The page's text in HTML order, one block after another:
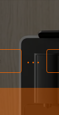
от 80 мин